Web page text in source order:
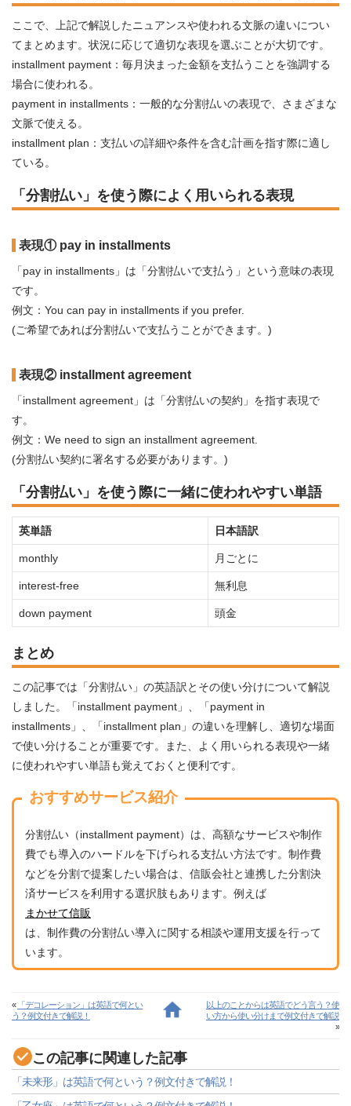
ここで、上記で解説したニュアンスや使われる文脈の違いについ
てまとめます。状況に応じて適切な表現を選ぶことが大切です。
installment payment：毎月決まった金額を支払うことを強調する
場合に使われる。
payment in installments：一般的な分割払いの表現で、さまざまな
文脈で使える。
installment plan：支払いの詳細や条件を含む計画を指す際に適し
ている。
「分割払い」を使う際によく用いられる表現
表現① pay in installments
「pay in installments」は「分割払いで支払う」という意味の表現
です。
例文：You can pay in installments if you prefer.
(ご希望であれば分割払いで支払うことができます。)
表現② installment agreement
「installment agreement」は「分割払いの契約」を指す表現で
す。
例文：We need to sign an installment agreement.
(分割払い契約に署名する必要があります。)
「分割払い」を使う際に一緒に使われやすい単語
英単語 日本語訳
monthly 月ごとに
interest-free 無利息
down payment 頭金
まとめ
この記事では「分割払い」の英語訳とその使い分けについて解説
しました。「installment payment」、「payment in
installments」、「installment plan」の違いを理解し、適切な場面
で使い分けることが重要です。また、よく用いられる表現や一緒
に使われやすい単語も覚えておくと便利です。
おすすめサービス紹介
分割払い（installment payment）は、高額なサービスや制作
費でも導入のハードルを下げられる支払い方法です。制作費
などを分割で提案したい場合は、信販会社と連携した分割決
済サービスを利用する選択肢もあります。例えば
まかせて信販
は、制作費の分割払い導入に関する相談や運用支援を行って
います。
« 「デコレーション」は英語で何とい
う？例文付きで解説！
以上のことからは英語でどう言う？使
い方から使い分けまで例文付きで解説
»
この記事に関連した記事
「未来形」は英語で何という？例文付きで解説！